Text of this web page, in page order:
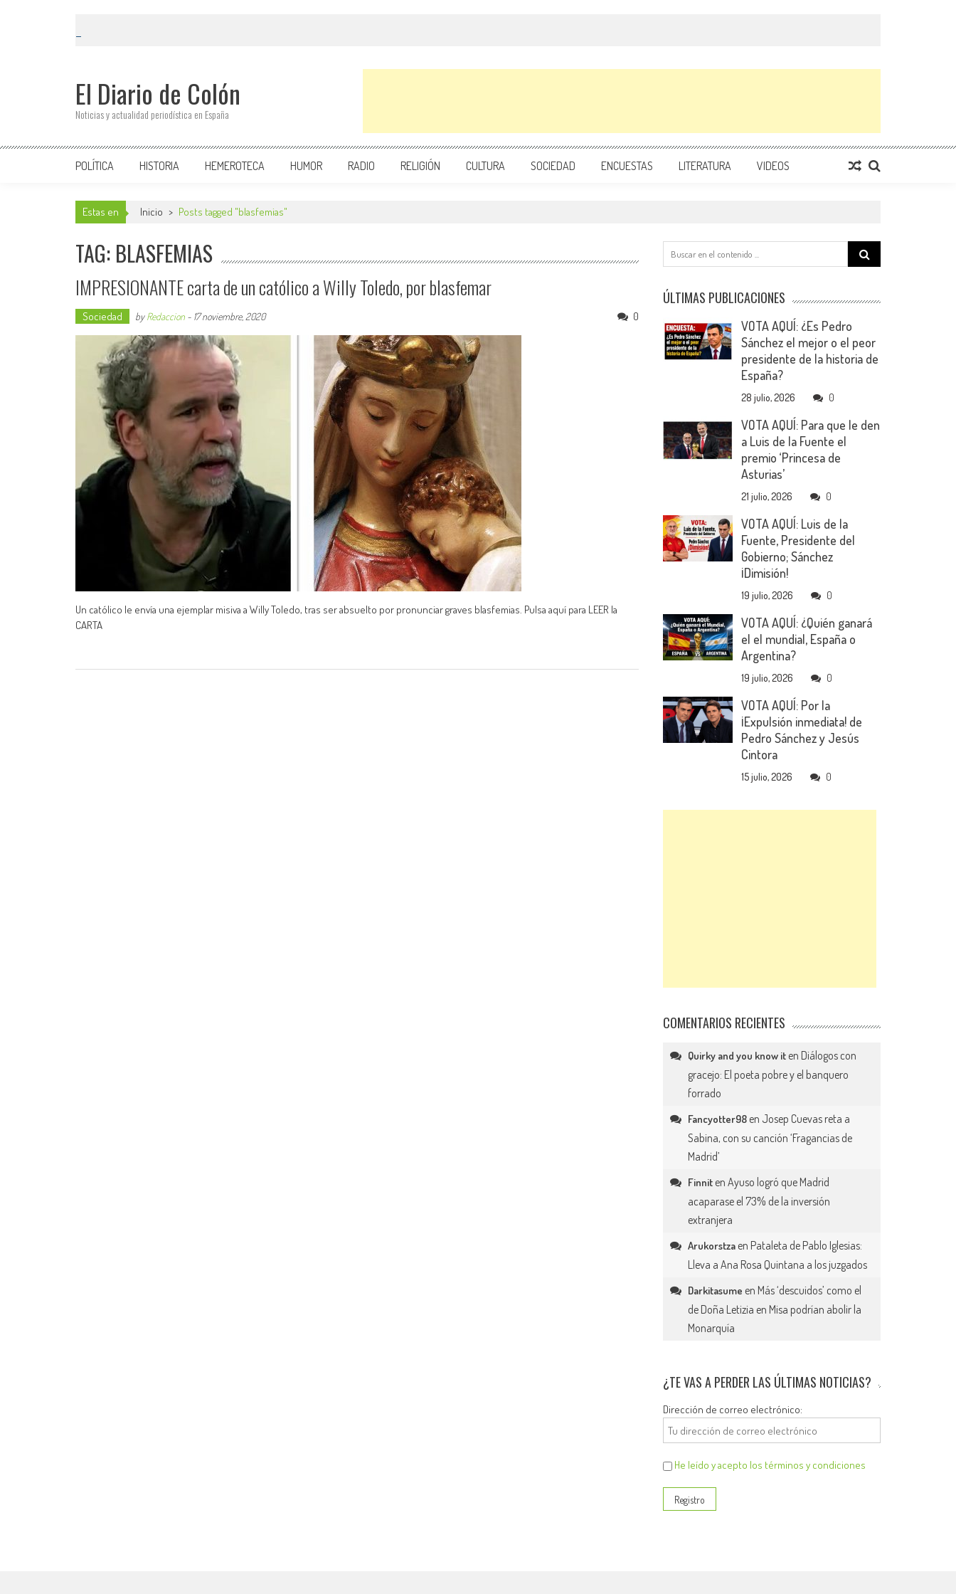
El Diario de Colón
Noticias y actualidad periodística en España
POLÍTICA HISTORIA HEMEROTECA HUMOR RADIO RELIGIÓN CULTURA SOCIEDAD ENCUESTAS LITERATURA VIDEOS
Estas en Inicio > Posts tagged "blasfemias"
TAG: BLASFEMIAS
IMPRESIONANTE carta de un católico a Willy Toledo, por blasfemar
Sociedad byRedaccion - 17 noviembre, 2020 0
Un católico le envía una ejemplar misiva a Willy Toledo, tras ser absuelto por pronunciar graves blasfemias. Pulsa aquí para LEER la
CARTA
Search
for:
ÚLTIMAS PUBLICACIONES
VOTA AQUÍ: ¿Es Pedro
Sánchez el mejor o el peor
presidente de la historia de
España?
28 julio, 2026 0
VOTA AQUÍ: Para que le den
a Luis de la Fuente el
premio ‘Princesa de
Asturias’
21 julio, 2026 0
VOTA AQUÍ: Luis de la
Fuente, Presidente del
Gobierno; Sánchez
¡Dimisión!
19 julio, 2026 0
VOTA AQUÍ: ¿Quién ganará
el el mundial, España o
Argentina?
19 julio, 2026 0
VOTA AQUÍ: Por la
¡Expulsión inmediata! de
Pedro Sánchez y Jesús
Cintora
15 julio, 2026 0
COMENTARIOS RECIENTES
Quirky and you know it en Diálogos con
gracejo: El poeta pobre y el banquero
forrado
Fancyotter98 en Josep Cuevas reta a
Sabina, con su canción ‘Fragancias de
Madrid’
Finnit enAyuso logró que Madrid
acaparase el 73% de la inversión
extranjera
Arukorstza en Pataleta de Pablo Iglesias:
Lleva a Ana Rosa Quintana a los juzgados
Darkitasume en Más ‘descuidos’ como el
de Doña Letizia en Misa podrían abolir la
Monarquía
¿TE VAS A PERDER LAS ÚLTIMAS NOTICIAS?
Dirección de correo electrónico:
He leído y acepto los términos y condiciones